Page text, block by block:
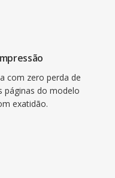
com zero perda de
páginas do modelo
exatidão.